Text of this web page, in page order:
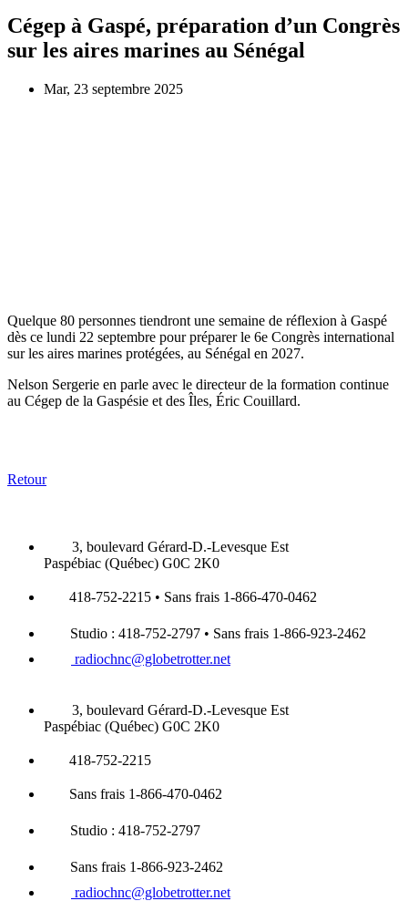
Cégep à Gaspé, préparation d’un Congrès
sur les aires marines au Sénégal
Mar, 23 septembre 2025
Quelque 80 personnes tiendront une semaine de réflexion à Gaspé
dès ce lundi 22 septembre pour préparer le 6e Congrès international
sur les aires marines protégées, au Sénégal en 2027.
Nelson Sergerie en parle avec le directeur de la formation continue
au Cégep de la Gaspésie et des Îles, Éric Couillard.
Retour
3, boulevard Gérard-D.-Levesque Est
Paspébiac (Québec) G0C 2K0
418-752-2215 • Sans frais 1-866-470-0462
Studio : 418-752-2797 • Sans frais 1-866-923-2462
radiochnc@globetrotter.net
3, boulevard Gérard-D.-Levesque Est
Paspébiac (Québec) G0C 2K0
418-752-2215
Sans frais 1-866-470-0462
Studio : 418-752-2797
Sans frais 1-866-923-2462
radiochnc@globetrotter.net